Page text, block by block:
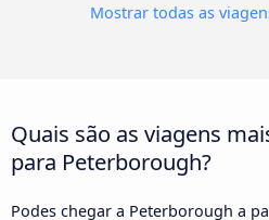
Mostrar todas as
Quais são as viagens
para Peterborough?
Podes chegar a Peterborough a